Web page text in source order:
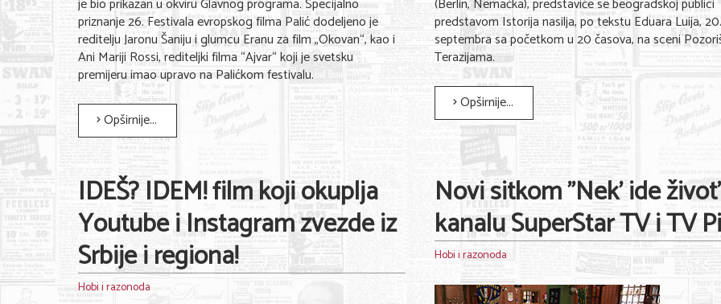
je bio prikazan u okviru Glavnog programa. Specijalno
priznanje 26. Festivala evropskog filma Palić dodeljeno je
reditelju Jaronu Šaniju i glumcu Eranu za film „Okovan“, kao i
Ani Mariji Rossi, rediteljki filma “Ajvar“ koji je svetsku
premijeru imao upravo na Palićkom festivalu.
Opširnije...
(Berlin, Nemačka), predstaviće se beogradskoj publici
predstavom Istorija nasilja, po tekstu Eduara Luija,
septembra sa početkom u 20 časova, na sceni
Terazijama.
Opširnije...
IDEŠ? IDEM! film koji okuplja
Youtube i Instagram zvezde iz
Srbije i regiona!
Hobi i razonoda
Novi sitkom "Nek' ide
kanalu SuperStar TV i TV
Hobi i razonoda